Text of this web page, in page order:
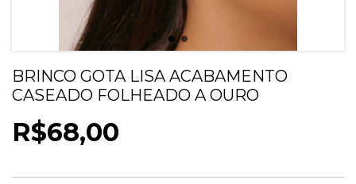
BRINCO GOTA LISA ACABAMENTO
CASEADO FOLHEADO A OURO
R$68,00